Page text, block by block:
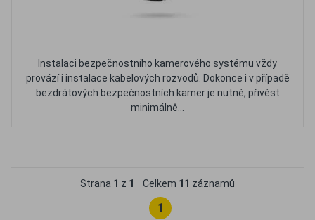
Instalaci bezpečnostního kamerového systému vždy
provází i instalace kabelových rozvodů. Dokonce i v případě
bezdrátových bezpečnostních kamer je nutné, přivést
minimálně...
Strana 1 z 1 Celkem 11 záznamů
1